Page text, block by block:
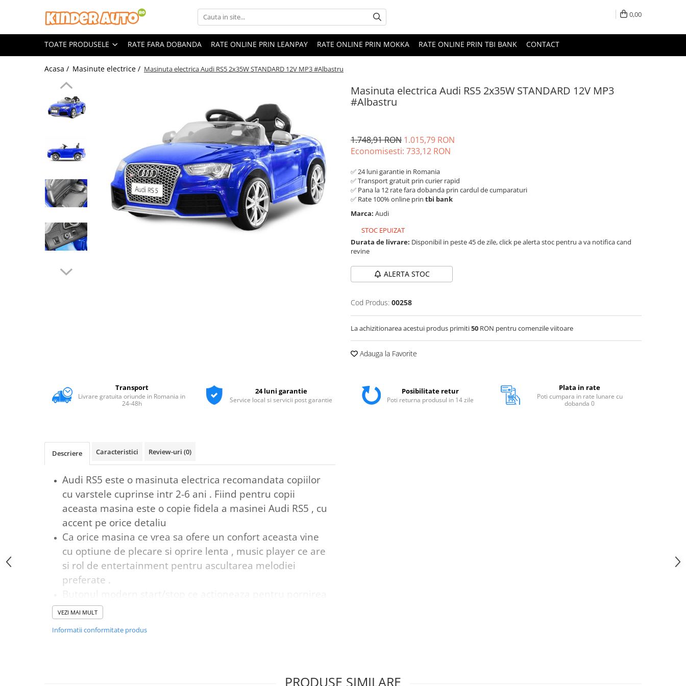
Toate Produsele
Produse in stoc
Masinute electrice
Motociclete electrice
ATV & UTV Electrice
Vehicule electrice adulti
Vehicule speciale copii
Masinute electrice Mercedes
Masinute electrice tip SUV
Jucarii RC cu telecomanda
0,00
TOATE PRODUSELE RATE FARA DOBANDA RATE ONLINE PRIN LEANPAY RATE ONLINE PRIN MOKKA RATE ONLINE PRIN TBI BANK CONTACT
Acasa / Masinute electrice / Masinuta electrica Audi RS5 2x35W STANDARD 12V MP3 #Albastru
Masinuta electrica Audi RS5 2x35W STANDARD 12V MP3
#Albastru
1.748,91 RON 1.015,79 RON
Economisesti: 733,12 RON
✅ 24 luni garantie in Romania
✅ Transport gratuit prin curier rapid
✅ Pana la 12 rate fara dobanda prin cardul de cumparaturi
✅ Rate 100% online prin tbi bank
Marca: Audi
STOC EPUIZAT
Durata de livrare: Disponibil in peste 45 de zile, click pe alerta stoc pentru a va notifica cand
revine
ALERTA STOC
Cod Produs: 00258
La achizitionarea acestui produs primiti50 RON pentru comenzile viitoare
Adauga la Favorite
Transport
Livrare gratuita oriunde in Romania in
24-48h
24 luni garantie
Service local si servicii post garantie
Posibilitate retur
Poti returna produsul in 14 zile
Plata in rate
Poti cumpara in rate lunare cu
dobanda 0
Descriere Caracteristici Review-uri (0)
Audi RS5 este o masinuta electrica recomandata copiilor
cu varstele cuprinse intr 2-6 ani . Fiind pentru copii
aceasta masina este o copie fidela a masinei Audi RS5 , cu
accent pe orice detaliu
Ca orice masina ce vrea sa ofere un confort aceasta vine
cu optiune de plecare si oprire lenta , music player ce are
si rol de entertainment pentru ascultarea melodiei
preferate .
si oprirea motorului
Masinuta electrica Audi RS5 nu este doar pentru
divertisment dar ajuta si la dezvoltarea copilului precum ,
pentru a evita obstacolele ce ies in cale , gandirea prin
VEZI MAI MULT
Informatii conformitate produs
PRODUSE SIMILARE